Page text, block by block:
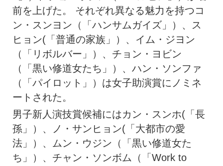
前を上げた。 それぞれ異なる魅力を持つコ
ン・スンヨン（「ハンサムガイズ」）、ス
ヒョン(「普通の家族」）、イム・ジヨン
（「リボルバー」）、チョン・ヨビン
（「黒い修道女たち」）、ハン・ソンファ
（「パイロット」）は女子助演賞にノミネ
ートされた。
男子新人演技賞候補にはカン・スンホ(「長
孫」）、ノ・サンヒョン(「大都市の愛
法」）、ムン・ウジン（「黒い修道女た
ち」）、チャン・ソンボム（「Work to